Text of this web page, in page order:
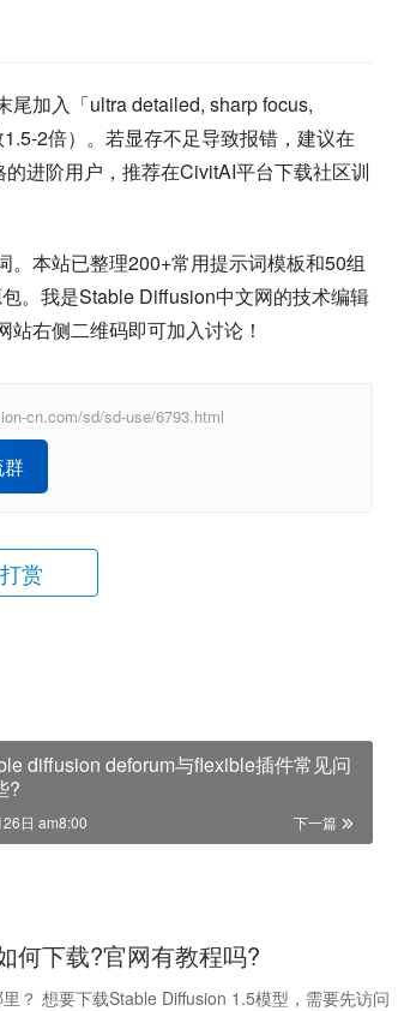
尾加入「ultra detailed, sharp focus,
2倍）。若显存不足导致报错，建议在
进阶用户，推荐在CivitAI平台下载社区训
本站已整理200+常用提示词模板和50组
。我是Stable Diffusion中文网的技术编辑
右侧二维码即可加入讨论！
cn.com/sd/sd-use/6793.html
打赏
diffusion deforum与flexible插件常见问
?
下一篇
日 am8:00
何下载?官网有教程吗?
？ 想要下载Stable Diffusion 1.5模型，需要先访问